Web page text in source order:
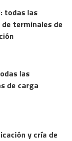
todas las
terminales de
las
de carga
y cría de